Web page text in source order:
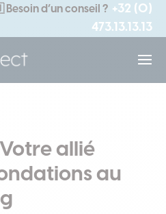
Besoin d’un conseil ? +32 (0)
473.13.13.13
allié
au